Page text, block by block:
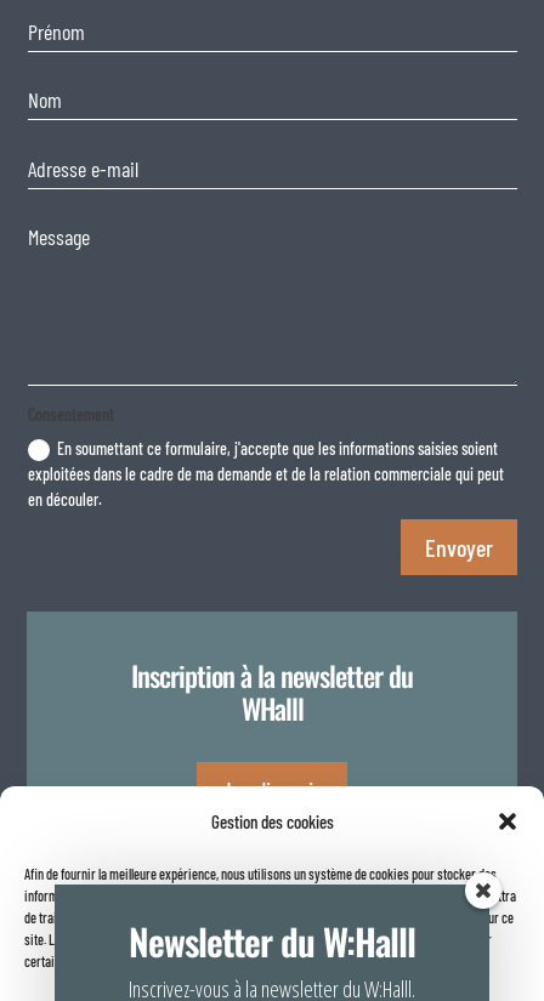
Gestion des cookies
Afin de fournir la meilleure expérience, nous utilisons un système de cookies pour stocker des
informations sur votre navigateur internet. Le fait de consentir à ces technologies nous permettra
de traiter des données telles que le comportement de navigation ou les identifiants uniques sur ce
site. Le fait de ne pas consentir ou de retirer son consentement peut avoir un effet négatif sur
certaines caractéristiques et fonctions.
Consentement
En soumettant ce formulaire, j'accepte que les informations saisies soient
exploitées dans le cadre de ma demande et de la relation commerciale qui peut
en découler.
Envoyer
Inscription à la newsletter du
WHalll
Je m'inscris
Newsletter du W:Halll
Inscrivez-vous à la newsletter du W:Halll.